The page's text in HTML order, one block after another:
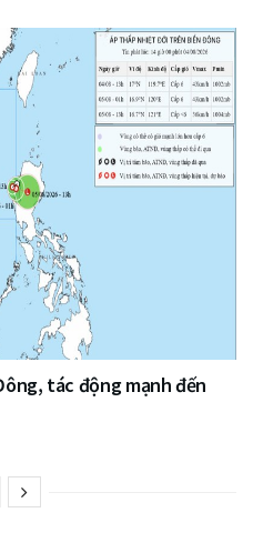
tác động mạnh đến